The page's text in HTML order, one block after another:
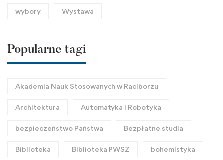
wybory Wystawa
Popularne tagi
Akademia Nauk Stosowanych w Raciborzu
Architektura Automatyka i Robotyka
bezpieczeństwo Państwa Bezpłatne studia
Biblioteka Biblioteka PWSZ bohemistyka